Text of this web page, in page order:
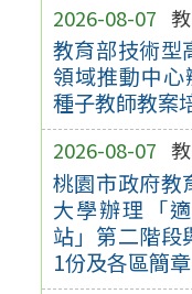
2026-08-07
教育部技術型
領域推動中
種子教師教案
2026-08-07
桃園市政府教
大學辦理「
站」第二階段
1份及各區簡章